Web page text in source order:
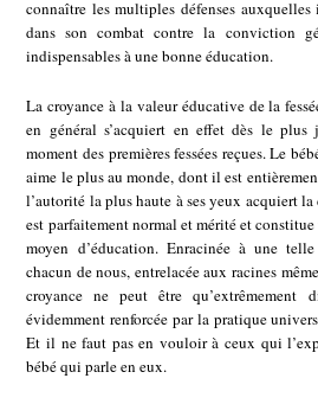
connaître les multiples défenses
dans son combat contre la conviction
indispensables à une bonne éducation.
La croyance à la valeur éducative de la
en général s’acquiert en effet dès le plus
moment des premières fessées reçues. Le
aime le plus au monde, dont il est
l’autorité la plus haute à ses yeux acquiert
est parfaitement normal et mérité et
moyen d’éducation. Enracinée à une
chacun de nous, entrelacée aux racines
croyance ne peut être
évidemment renforcée par la pratique
Et il ne faut pas en vouloir à ceux qui
bébé qui parle en eux.